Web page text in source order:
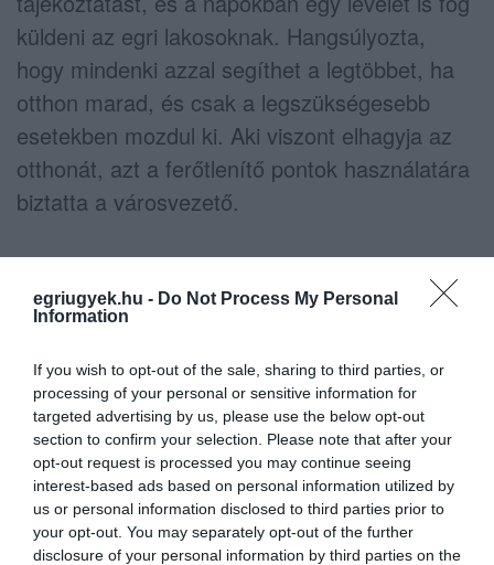
egriugyek.hu - Do Not Process My Personal
Information
If you wish to opt-out of the sale, sharing to third parties, or
processing of your personal or sensitive information for
targeted advertising by us, please use the below opt-out
section to confirm your selection. Please note that after your
opt-out request is processed you may continue seeing
interest-based ads based on personal information utilized by
us or personal information disclosed to third parties prior to
your opt-out. You may separately opt-out of the further
disclosure of your personal information by third parties on the
küldeni az egri lakosoknak. Hangsúlyozta,
hogy mindenki azzal segíthet a legtöbbet, ha
otthon marad, és csak a legszükségesebb
esetekben mozdul ki. Aki viszont elhagyja az
otthonát, azt a ferőtlenítő pontok használatára
biztatta a városvezető.